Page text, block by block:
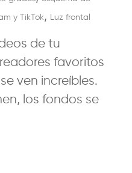
y TikTok , Luz frontal
de tu
favoritos
ven increíbles.
los fondos se